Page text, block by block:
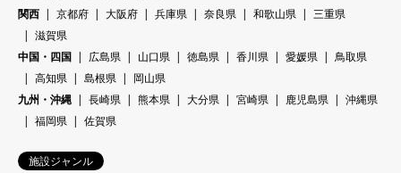
関西
京都府 大阪府 兵庫県 奈良県 和歌山県
三重県
滋賀県
中国・四国
広島県 山口県 徳島県 香川県 愛媛県
鳥取県
高知県
島根県
岡山県
九州・沖縄
長崎県 熊本県 大分県 宮崎県 鹿児島県
沖縄県
福岡県
佐賀県
施設ジャンル